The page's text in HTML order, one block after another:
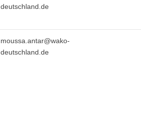
deutschland.de
moussa.antar@wako-
deutschland.de